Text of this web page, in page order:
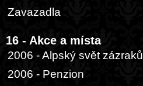
Zavazadla
16 - Akce a místa
2006 - Alpský svět zázraků
2006 - Penzion